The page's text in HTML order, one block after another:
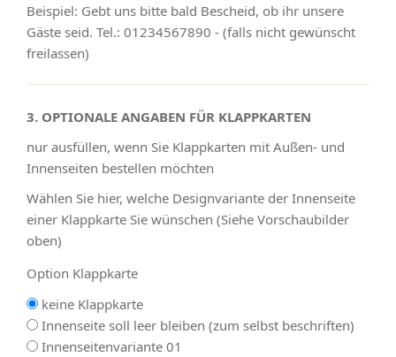
Beispiel: Gebt uns bitte bald Bescheid, ob ihr unsere
Gäste seid. Tel.: 01234567890 - (falls nicht gewünscht
freilassen)
3. OPTIONALE ANGABEN FÜR KLAPPKARTEN
nur ausfüllen, wenn Sie Klappkarten mit Außen- und
Innenseiten bestellen möchten
Wählen Sie hier, welche Designvariante der Innenseite
einer Klappkarte Sie wünschen (Siehe Vorschaubilder
oben)
Option Klappkarte
keine Klappkarte
Innenseite soll leer bleiben (zum selbst beschriften)
Innenseitenvariante 01